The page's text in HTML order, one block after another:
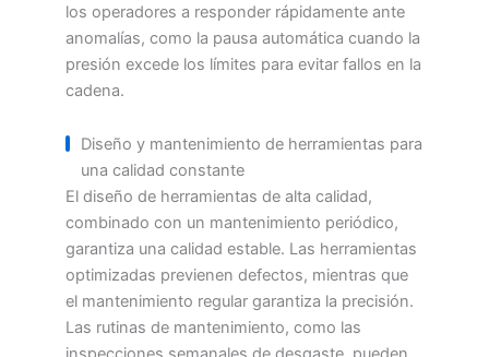
los operadores a responder rápidamente ante
anomalías, como la pausa automática cuando la
presión excede los límites para evitar fallos en la
cadena.
Diseño y mantenimiento de herramientas para
una calidad constante
El diseño de herramientas de alta calidad,
combinado con un mantenimiento periódico,
garantiza una calidad estable. Las herramientas
optimizadas previenen defectos, mientras que
el mantenimiento regular garantiza la precisión.
Las rutinas de mantenimiento, como las